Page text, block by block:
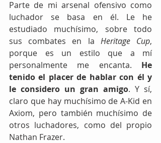
Parte de mi arsenal ofensivo como
luchador se basa en él. Le he
estudiado muchísimo, sobre todo
sus combates en la Heritage Cup,
porque es un estilo que a mí
personalmente me encanta. He
tenido el placer de hablar con él y
le considero un gran amigo. Y sí,
claro que hay muchísimo de A-Kid en
Axiom, pero también muchísimo de
otros luchadores, como del propio
Nathan Frazer.